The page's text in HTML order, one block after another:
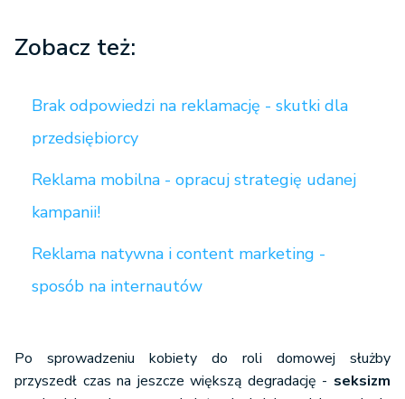
Zobacz też:
Brak odpowiedzi na reklamację - skutki dla
przedsiębiorcy
Reklama mobilna - opracuj strategię udanej
kampanii!
Reklama natywna i content marketing -
sposób na internautów
Po sprowadzeniu kobiety do roli domowej służby
przyszedł czas na jeszcze większą degradację - seksizm